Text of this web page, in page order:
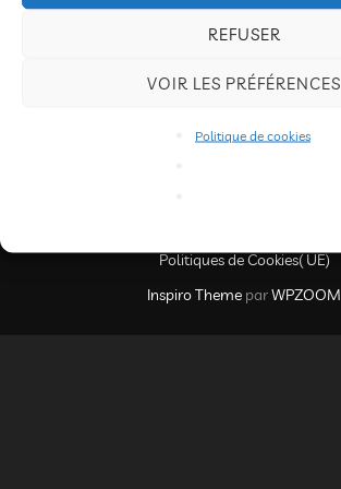
REFUSER
VOIR LES PRÉFÉRENCES
Politique de cookies
Politiques de Cookies( UE)
Inspiro Theme parWPZOOM